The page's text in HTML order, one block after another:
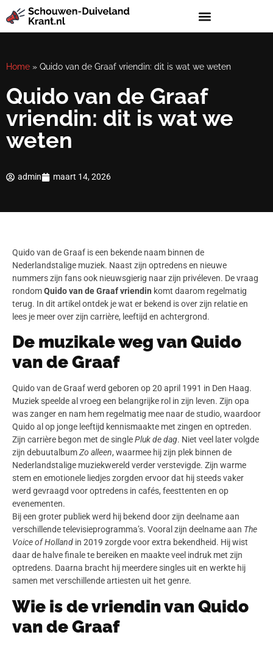
Home » Quido van de Graaf vriendin: dit is wat we weten
Quido van de Graaf
vriendin: dit is wat we
weten
admin maart 14, 2026
Quido van de Graaf is een bekende naam binnen de
Nederlandstalige muziek. Naast zijn optredens en nieuwe
nummers zijn fans ook nieuwsgierig naar zijn privéleven. De vraag
rondomQuido van de Graaf vriendin komt daarom regelmatig
terug. In dit artikel ontdek je wat er bekend is over zijn relatie en
lees je meer over zijn carrière, leeftijd en achtergrond.
De muzikale weg van Quido
van de Graaf
Quido van de Graaf werd geboren op 20 april 1991 in Den Haag.
Muziek speelde al vroeg een belangrijke rol in zijn leven. Zijn opa
was zanger en nam hem regelmatig mee naar de studio, waardoor
Quido al op jonge leeftijd kennismaakte met zingen en optreden.
Zijn carrière begon met de singlePluk de dag. Niet veel later volgde
zijn debuutalbumZo alleen, waarmee hij zijn plek binnen de
Nederlandstalige muziekwereld verder verstevigde. Zijn warme
stem en emotionele liedjes zorgden ervoor dat hij steeds vaker
werd gevraagd voor optredens in cafés, feesttenten en op
evenementen.
Bij een groter publiek werd hij bekend door zijn deelname aan
verschillende televisieprogramma’s. Vooral zijn deelname aan The
Voice of Holland in 2019 zorgde voor extra bekendheid. Hij wist
daar de halve finale te bereiken en maakte veel indruk met zijn
optredens. Daarna bracht hij meerdere singles uit en werkte hij
samen met verschillende artiesten uit het genre.
Wie is de vriendin van Quido
van de Graaf